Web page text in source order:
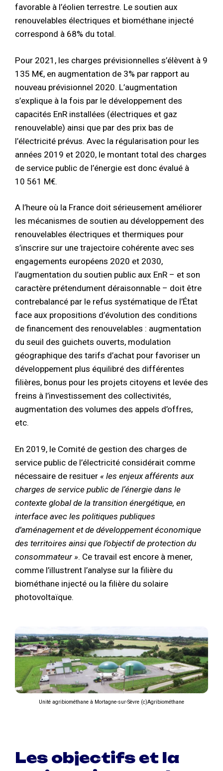
favorable à l’éolien terrestre. Le soutien aux
renouvelables électriques et biométhane injecté
correspond à 68% du total.
Pour 2021, les charges prévisionnelles s’élèvent à 9
135 M€, en augmentation de 3% par rapport au
nouveau prévisionnel 2020. L’augmentation
s’explique à la fois par le développement des
capacités EnR installées (électriques et gaz
renouvelable) ainsi que par des prix bas de
l’électricité prévus. Avec la régularisation pour les
années 2019 et 2020, le montant total des charges
de service public de l’énergie est donc évalué à
10 561 M€.
A l’heure où la France doit sérieusement améliorer
les mécanismes de soutien au développement des
renouvelables électriques et thermiques pour
s’inscrire sur une trajectoire cohérente avec ses
engagements européens 2020 et 2030,
l’augmentation du soutien public aux EnR – et son
caractère prétendument déraisonnable – doit être
contrebalancé par le refus systématique de l’État
face aux propositions d’évolution des conditions
de financement des renouvelables : augmentation
du seuil des guichets ouverts, modulation
géographique des tarifs d’achat pour favoriser un
développement plus équilibré des différentes
filières, bonus pour les projets citoyens et levée des
freins à l’investissement des collectivités,
augmentation des volumes des appels d’offres,
etc.
En 2019, le Comité de gestion des charges de
service public de l’électricité considérait comme
nécessaire de resituer « les enjeux afférents aux
charges de service public de l‘énergie dans le
contexte global de la transition énergétique, en
interface avec les politiques publiques
d’aménagement et de développement économique
des territoires ainsi que l’objectif de protection du
consommateur ». Ce travail est encore à mener,
comme l’illustrent l’analyse sur la filière du
biométhane injecté ou la filière du solaire
photovoltaïque.
Unité agribiométhane à Mortagne-sur-Sèvre (c)Agribiométhane
Les objectifs et la